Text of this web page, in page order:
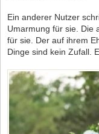
Ein anderer Nutzer
Umarmung für sie. Die
für sie. Der auf ihrem
Dinge sind kein Zufall.